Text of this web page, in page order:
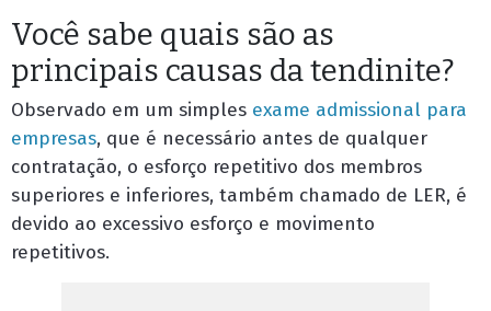
Você sabe quais são as
principais causas da tendinite?
Observado em um simples exame admissional para
empresas, que é necessário antes de qualquer
contratação, o esforço repetitivo dos membros
superiores e inferiores, também chamado de LER, é
devido ao excessivo esforço e movimento
repetitivos.